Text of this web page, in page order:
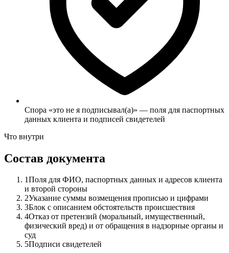
Спора «это не я подписывал(а)» — поля для паспортных
данных клиента и подписей свидетелей
Что внутри
Состав документа
1Поля для ФИО, паспортных данных и адресов клиента
и второй стороны
2Указание суммы возмещения прописью и цифрами
3Блок с описанием обстоятельств происшествия
4Отказ от претензий (моральный, имущественный,
физический вред) и от обращения в надзорные органы и
суд
5Подписи свидетелей